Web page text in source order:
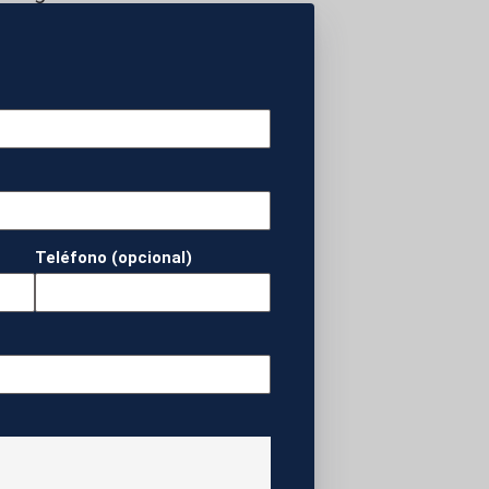
Teléfono (opcional)
llegó con un
desde el borde
el Mundial.
FÚTBOL.